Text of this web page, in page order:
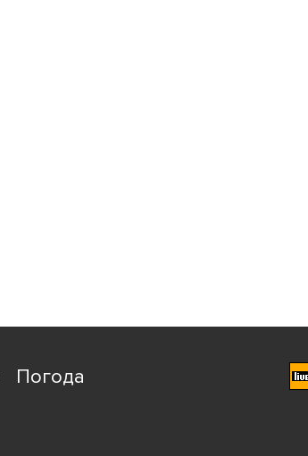
Погода